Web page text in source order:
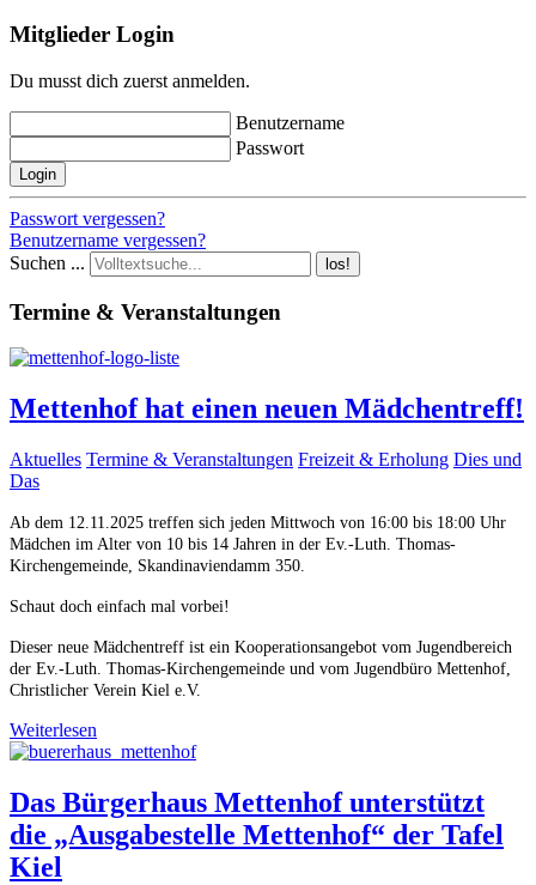
Mitglieder Login
Du musst dich zuerst anmelden.
Benutzername
Passwort
Login
Passwort vergessen?
Benutzername vergessen?
Suchen ...
los!
Termine & Veranstaltungen
Mettenhof hat einen neuen Mädchentreff!
Aktuelles Termine & Veranstaltungen Freizeit & Erholung Dies und
Das
Ab dem 12.11.2025 treffen sich jeden Mittwoch von 16:00 bis 18:00 Uhr
Mädchen im Alter von 10 bis 14 Jahren in der Ev.-Luth. Thomas-
Kirchengemeinde, Skandinaviendamm 350.
Schaut doch einfach mal vorbei!
Dieser neue Mädchentreff ist ein Kooperationsangebot vom Jugendbereich
der Ev.-Luth. Thomas-Kirchengemeinde und vom Jugendbüro Mettenhof,
Christlicher Verein Kiel e.V.
Weiterlesen
Das Bürgerhaus Mettenhof unterstützt
die „Ausgabestelle Mettenhof“ der Tafel
Kiel